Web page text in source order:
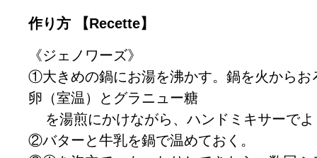
作り方 【Recette】
《ジェノワーズ》
①大きめの鍋にお湯を沸かす。鍋を火からお
卵（室温）とグラニュー糖
を湯煎にかけながら、ハンドミキサーでよ
②バターと牛乳を鍋で温めておく。